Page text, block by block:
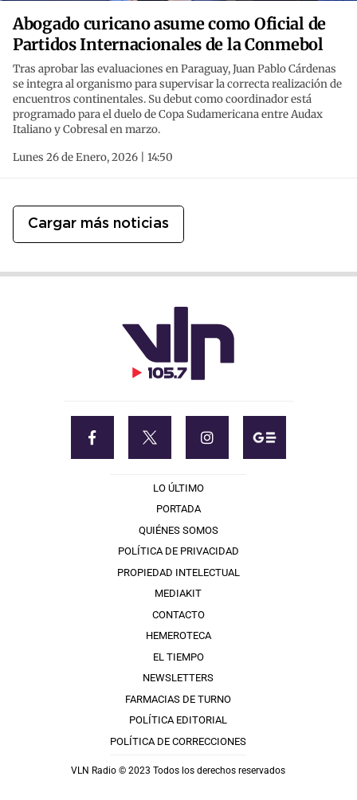
Abogado curicano asume como Oficial de
Partidos Internacionales de la Conmebol
Tras aprobar las evaluaciones en Paraguay, Juan Pablo Cárdenas
se integra al organismo para supervisar la correcta realización de
encuentros continentales. Su debut como coordinador está
programado para el duelo de Copa Sudamericana entre Audax
Italiano y Cobresal en marzo.
Lunes 26 de Enero, 2026 | 14:50
Cargar más noticias
LO ÚLTIMO
PORTADA
QUIÉNES SOMOS
POLÍTICA DE PRIVACIDAD
PROPIEDAD INTELECTUAL
MEDIAKIT
CONTACTO
HEMEROTECA
EL TIEMPO
NEWSLETTERS
FARMACIAS DE TURNO
POLÍTICA EDITORIAL
POLÍTICA DE CORRECCIONES
VLN Radio © 2023 Todos los derechos reservados